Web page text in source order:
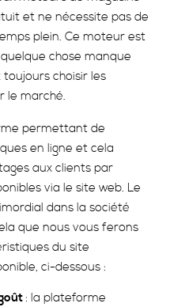
et ne nécessite pas de
plein. Ce moteur est
chose manque
choisir les
le marché.
permettant de
en ligne et cela
aux clients par
via le site web. Le
dans la société
que nous vous ferons
du site
ci-dessous :
: la plateforme